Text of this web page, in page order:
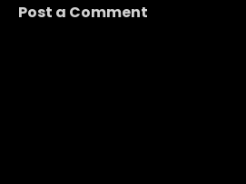
Post a Comment